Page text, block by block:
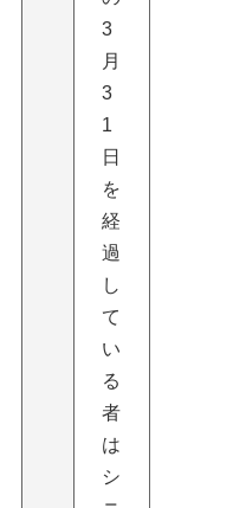
3
月
3
1
日
を
経
過
し
て
い
る
者
は
シ